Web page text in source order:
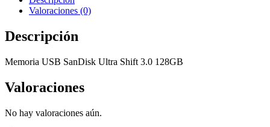
Valoraciones (0)
Descripción
Memoria USB SanDisk Ultra Shift 3.0 128GB
Valoraciones
No hay valoraciones aún.